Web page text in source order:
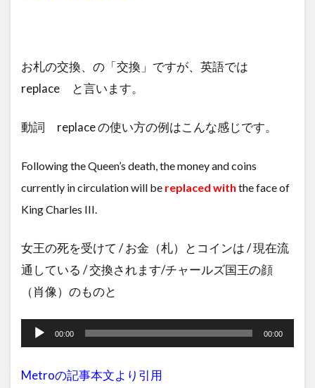
お札の交換、の「交換」ですが、英語では
replace と言います。
動詞 replace の使い方の例はこんな感じです。
Following the Queen’s death, the money and coins
currently in circulation will be replaced with the face of
King Charles III.
女王の死を受けて / お金（札）とコインは / 現在流
通している / 交換されます/チャールズ国王の顔
（肖像）のものと
レ
00:00 00:00
Metroの記事本文より引用